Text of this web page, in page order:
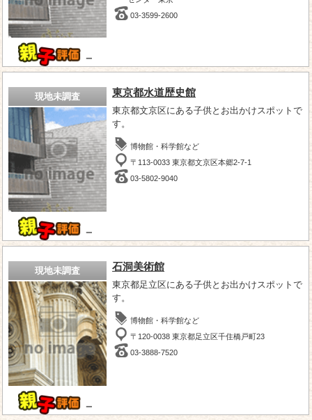
－
03-3599-2600
現地未調査
－
東京都水道歴史館
東京都文京区にある子供とお出かけスポットで
す。
博物館・科学館など
〒113-0033 東京都文京区本郷2-7-1
03-5802-9040
現地未調査
－
石洞美術館
東京都足立区にある子供とお出かけスポットで
す。
博物館・科学館など
〒120-0038 東京都足立区千住橋戸町23
03-3888-7520